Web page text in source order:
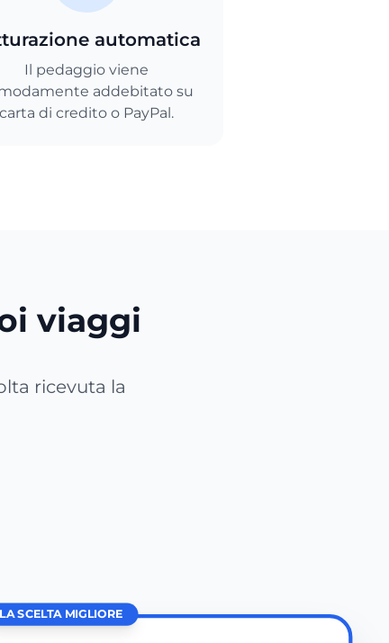
automatica
Il pedaggio viene
addebitato su
carta di credito o PayPal.
viaggi
ricevuta la
LA SCELTA MIGLIORE